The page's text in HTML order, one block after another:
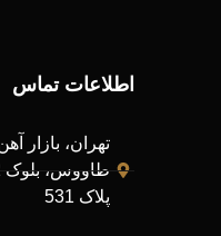
اطلاعات تماس
تهران، بازار
پلاک 531